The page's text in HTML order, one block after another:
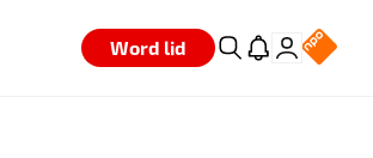
Word lid